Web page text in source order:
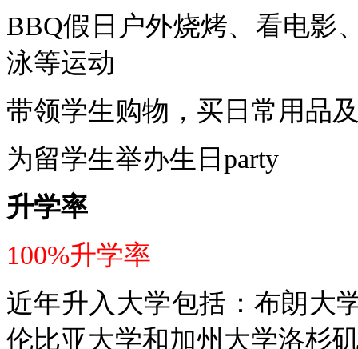
BBQ假日户外烧烤、看电影
泳等运动
带领学生购物，买日常用品
为留学生举办生日 party
升学率
100%升学率
近年升入大学包括：布朗大
伦比亚大学和加州大学洛杉